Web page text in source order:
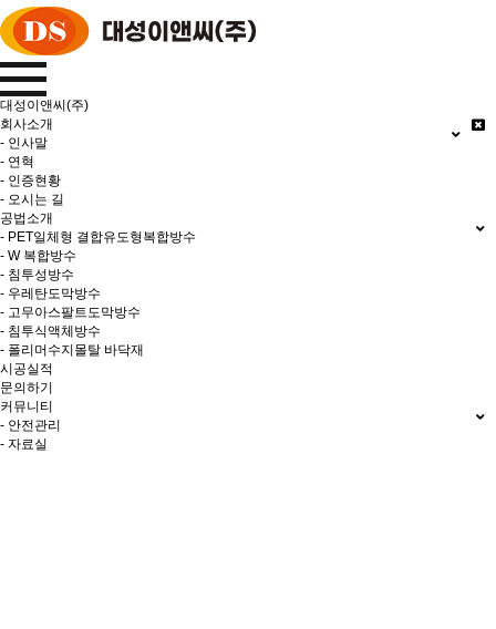
대성이앤씨(주)
회사소개
- 인사말
- 연혁
- 인증현황
- 오시는 길
공법소개
- PET일체형 결합유도형복합방수
- W 복합방수
- 침투성방수
- 우레탄도막방수
- 고무아스팔트도막방수
- 침투식액체방수
- 폴리머수지몰탈 바닥재
시공실적
문의하기
커뮤니티
- 안전관리
- 자료실